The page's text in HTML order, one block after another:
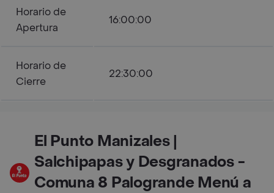
Horario de
Apertura
16:00:00
Horario de
Cierre
22:30:00
El Punto Manizales |
Salchipapas y Desgranados -
Comuna 8 Palogrande Menú a